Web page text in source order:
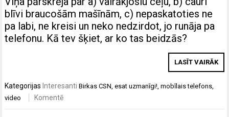
blīvi braucošām mašīnām, c) nepaskatoties ne
pa labi, ne kreisi un neko nedzirdot, jo runāja pa
telefonu. Kā tev šķiet, ar ko tas beidzās?
LASĪT VAIRĀK
Kategorijas Interesanti BirkasCSN,esat uzmanīgi!,mobīlais telefons,
video
Komentē